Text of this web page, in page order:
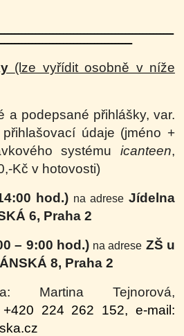
(lze vyřídit osobně v níže
a podepsané přihlášky, var.
údaje (jméno +
systému icanteen,
Kč v hotovosti)
hod.) na adreseJídelna
6, Praha 2
– 9:00 hod.) na adrese ZŠ u
8, Praha 2
Martina Tejnorová,
224 262 152, e-mail: